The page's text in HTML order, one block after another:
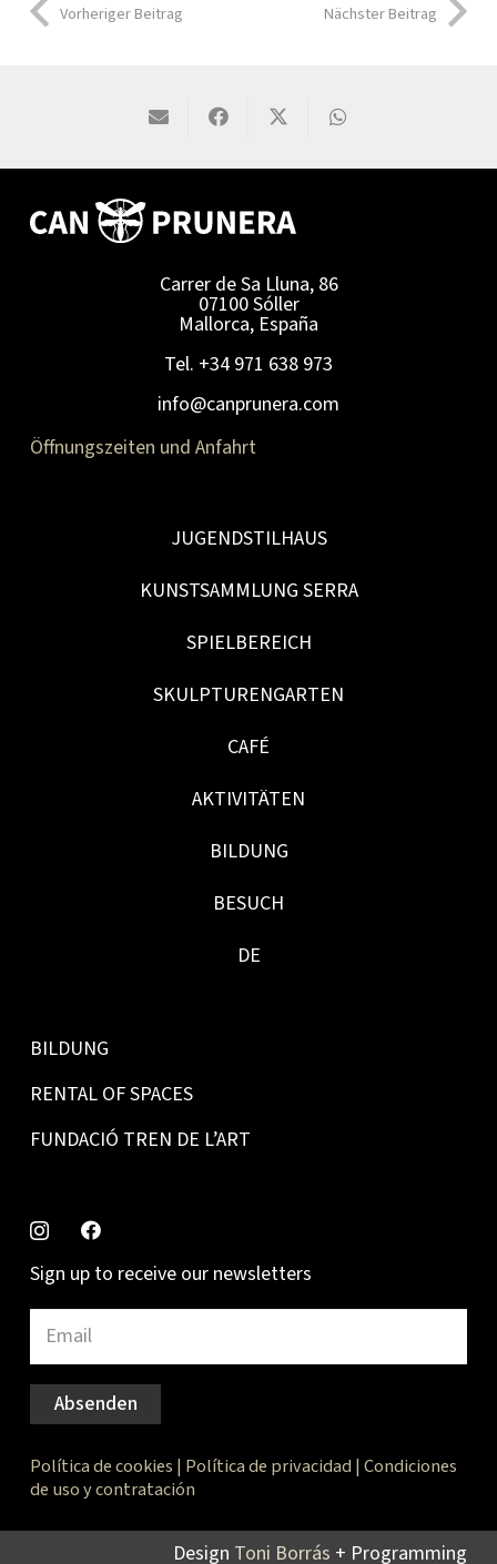
Vorheriger Beitrag Nächster Beitrag
Carrer de Sa Lluna, 86
07100 Sóller
Mallorca, España
Tel. +34 971 638 973
info@canprunera.com
Öffnungszeiten und Anfahrt
JUGENDSTILHAUS
KUNSTSAMMLUNG SERRA
SPIELBEREICH
SKULPTURENGARTEN
CAFÉ
AKTIVITÄTEN
BILDUNG
BESUCH
DE
BILDUNG
RENTAL OF SPACES
FUNDACIÓ TREN DE L’ART
Sign up to receive our newsletters
Absenden
Política de cookies | Política de privacidad | Condiciones
de uso y contratación
Design Toni Borrás + Programming